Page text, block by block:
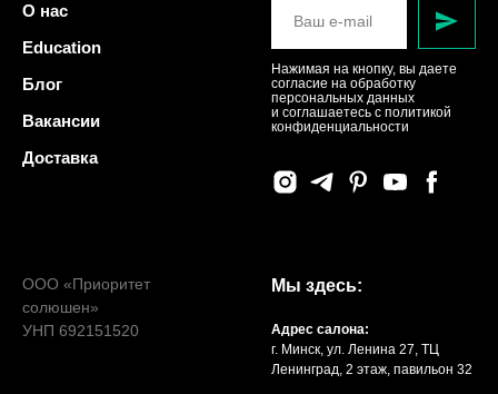
О нас
Education
Блог
Вакансии
Доставка
Нажимая на кнопку, вы даете
согласие на обработку
персональных данных
и соглашаетесь c политикой
конфиденциальности
ООО «Приоритет
солюшен»
УНП 692151520
Мы здесь:
Адрес салона:
г. Минск, ул. Ленина 27, ТЦ
Ленинград, 2 этаж, павильон 32